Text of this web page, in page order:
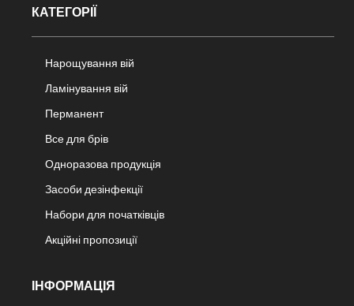
КАТЕГОРІЇ
Нарощування вій
Ламінування вій
Перманент
Все для брів
Одноразова продукція
Засоби дезінфекції
Набори для початківців
Акційні пропозиції
ІНФОРМАЦІЯ